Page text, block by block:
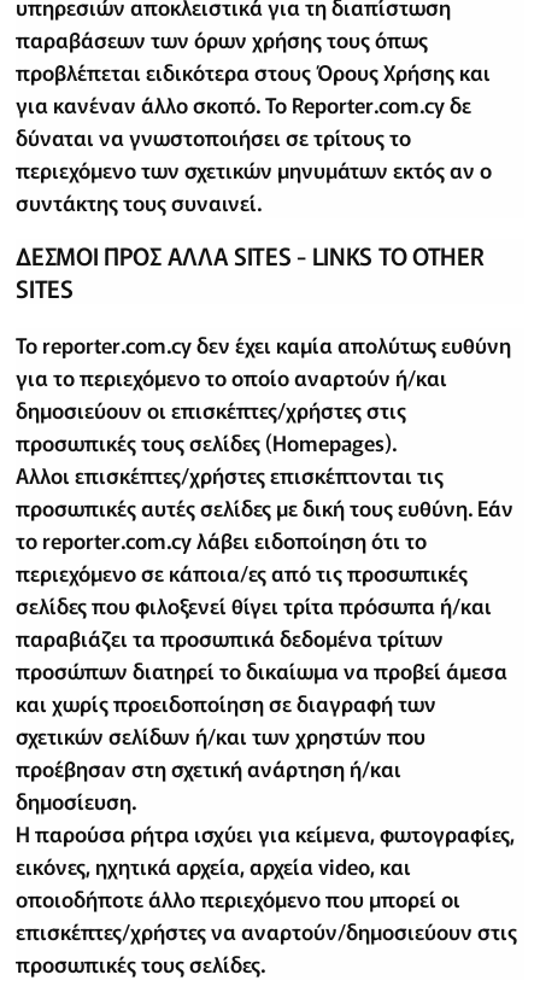
υπηρεσιών αποκλειστικά για τη διαπίστωση
παραβάσεων των όρων χρήσης τους όπως
προβλέπεται ειδικότερα στους Όρους Χρήσης και
για κανέναν άλλο σκοπό. Το Reporter.com.cy δε
δύναται να γνωστοποιήσει σε τρίτους το
περιεχόμενο των σχετικών μηνυμάτων εκτός αν ο
συντάκτης τους συναινεί.
ΔΕΣΜΟΙ ΠΡΟΣ ΑΛΛΑ SITES - LINKS TO OTHER
SITES
Το reporter.com.cy δεν έχει καμία απολύτως ευθύνη
για το περιεχόμενο το οποίο αναρτούν ή/και
δημοσιεύουν οι επισκέπτες/χρήστες στις
προσωπικές τους σελίδες (Homepages).
Αλλοι επισκέπτες/χρήστες επισκέπτονται τις
προσωπικές αυτές σελίδες με δική τους ευθύνη. Εάν
το reporter.com.cy λάβει ειδοποίηση ότι το
περιεχόμενο σε κάποια/ες από τις προσωπικές
σελίδες που φιλοξενεί θίγει τρίτα πρόσωπα ή/και
παραβιάζει τα προσωπικά δεδομένα τρίτων
προσώπων διατηρεί το δικαίωμα να προβεί άμεσα
και χωρίς προειδοποίηση σε διαγραφή των
σχετικών σελίδων ή/και των χρηστών που
προέβησαν στη σχετική ανάρτηση ή/και
δημοσίευση.
Η παρούσα ρήτρα ισχύει για κείμενα, φωτογραφίες,
εικόνες, ηχητικά αρχεία, αρχεία video, και
οποιοδήποτε άλλο περιεχόμενο που μπορεί οι
επισκέπτες/χρήστες να αναρτούν/δημοσιεύουν στις
προσωπικές τους σελίδες.